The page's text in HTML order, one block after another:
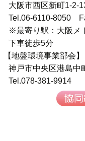
大阪市西区新町1-2-
Tel.06-6110-8050
※最寄り駅：大阪メ
下車徒歩5分
【地盤環境事業部会】
神戸市中央区港島中
Tel.078-381-9914